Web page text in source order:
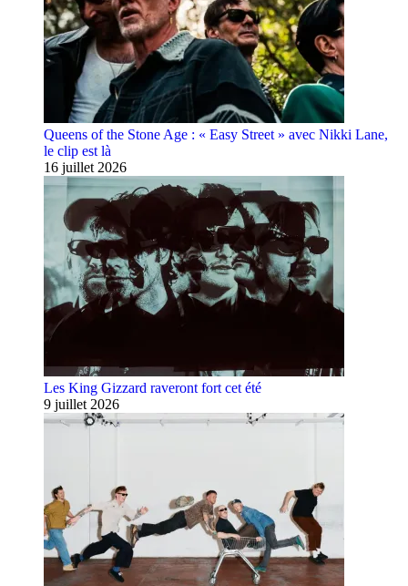
Queens of the Stone Age : « Easy Street » avec Nikki Lane,
le clip est là
16 juillet 2026
Les King Gizzard raveront fort cet été
9 juillet 2026